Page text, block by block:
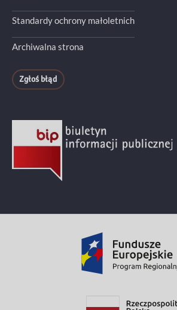
Standardy ochrony małoletnich
Archiwalna strona
Zgłoś błąd